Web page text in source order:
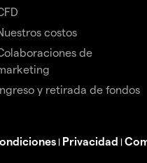
costos
de
y retirada de fondos
| Privacidad |